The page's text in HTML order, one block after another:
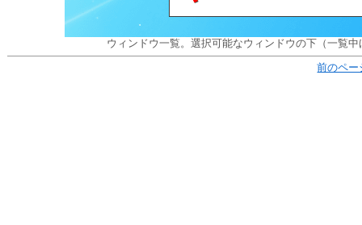
ウィンドウ一覧。選択可能なウィンドウの下（一覧
前のペー